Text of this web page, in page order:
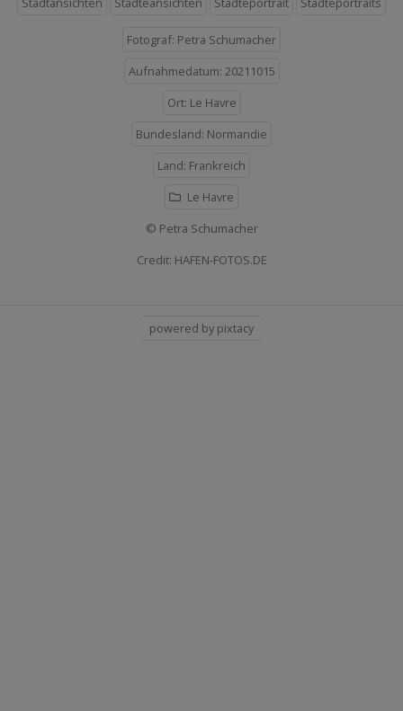
Fotograf: Petra Schumacher
Aufnahmedatum: 20211015
Ort: Le Havre
Bundesland: Normandie
Land: Frankreich
Le Havre
© Petra Schumacher
Credit: HAFEN-FOTOS.DE
powered by pixtacy